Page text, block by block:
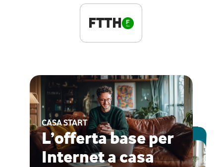
FTTH
CASA START
L’offerta base per
Internet a casa
ESCLUSIVA ONLINE